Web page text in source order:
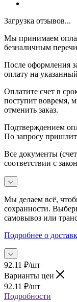
Загрузка отзывов...
Мы принимаем
безналичным
После оформления
оплату на
Оплатите счет в
поступит вовремя,
отменить заказ.
Подтверждением
По запросу
Все документы
соответствии с
Мы делаем всё,
сохранности.
самовывоз или
Подробнее о
92.11 ₽/шт
Варианты цен
92.11 ₽/шт
Подробности